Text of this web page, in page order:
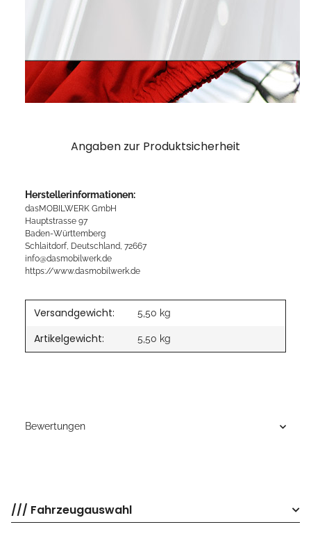
Angaben zur Produktsicherheit
Herstellerinformationen:
dasMOBILWERK GmbH
Hauptstrasse 97
Baden-Württemberg
Schlaitdorf, Deutschland, 72667
info@dasmobilwerk.de
https://www.dasmobilwerk.de
Versandgewicht: 5,50 kg
Artikelgewicht: 5,50 kg
Bewertungen
/// Fahrzeugauswahl